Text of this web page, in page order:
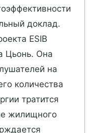
доклад.
ESIB
Цьонь. Она
на
количества
тратится
жилищного